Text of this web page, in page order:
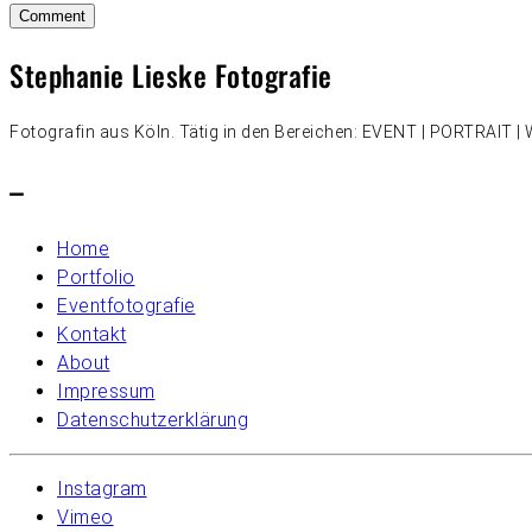
Stephanie Lieske Fotografie
Fotografin aus Köln. Tätig in den Bereichen: EVENT | PORTRAIT |
–
Home
Portfolio
Eventfotografie
Kontakt
About
Impressum
Datenschutzerklärung
Instagram
Vimeo